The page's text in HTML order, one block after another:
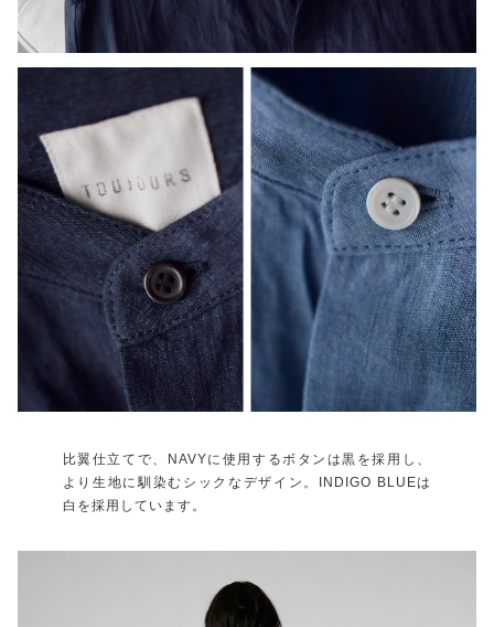
比翼仕立てで、NAVYに使用するボタンは黒を採用し、
より生地に馴染むシックなデザイン。INDIGO BLUEは
白を採用しています。